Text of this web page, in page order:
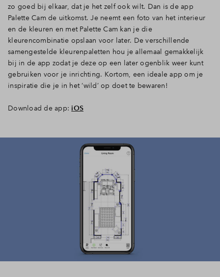
zo goed bij elkaar, dat je het zelf ook wilt. Dan is de app
Palette Cam de uitkomst. Je neemt een foto van het interieur
en de kleuren en met Palette Cam kan je die
kleurencombinatie opslaan voor later. De verschillende
samengestelde kleurenpaletten hou je allemaal gemakkelijk
bij in de app zodat je deze op een later ogenblik weer kunt
gebruiken voor je inrichting. Kortom, een ideale app om je
inspiratie die je in het ‘wild’ op doet te bewaren!
Download de app: iOS